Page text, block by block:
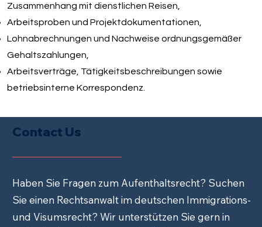
Zusammenhang mit dienstlichen Reisen,
Arbeitsproben und Projektdokumentationen,
Lohnabrechnungen und Nachweise ordnungsgemäßer
Gehaltszahlungen,
Arbeitsverträge, Tätigkeitsbeschreibungen sowie
betriebsinterne Korrespondenz.
Contact Us
Haben Sie Fragen zum Aufenthaltsrecht? Suchen
Sie einen Rechtsanwalt im deutschen Immigrations-
und Visumsrecht? Wir unterstützen Sie gern in